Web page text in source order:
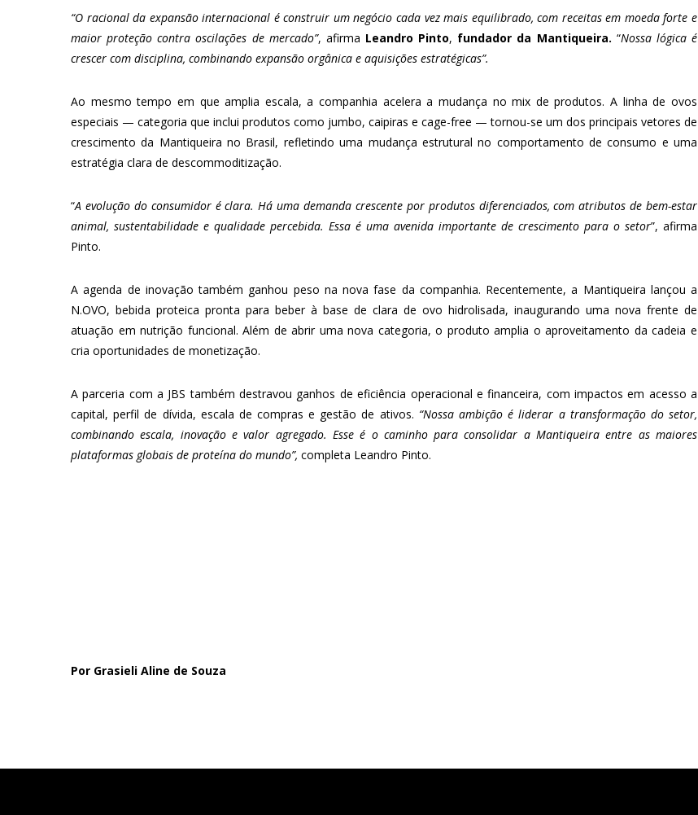
“O racional da expansão internacional é construir um negócio cada vez mais equilibrado, com receitas em moeda forte e
maior proteção contra oscilações de mercado”, afirma Leandro Pinto, fundador da Mantiqueira. “Nossa lógica é
crescer com disciplina, combinando expansão orgânica e aquisições estratégicas”.
Ao mesmo tempo em que amplia escala, a companhia acelera a mudança no mix de produtos. A linha de ovos
especiais — categoria que inclui produtos como jumbo, caipiras e cage-free — tornou-se um dos principais vetores de
crescimento da Mantiqueira no Brasil, refletindo uma mudança estrutural no comportamento de consumo e uma
estratégia clara de descommoditização.
“A evolução do consumidor é clara. Há uma demanda crescente por produtos diferenciados, com atributos de bem-estar
animal, sustentabilidade e qualidade percebida. Essa é uma avenida importante de crescimento para o setor”, afirma
Pinto.
A agenda de inovação também ganhou peso na nova fase da companhia. Recentemente, a Mantiqueira lançou a
N.OVO, bebida proteica pronta para beber à base de clara de ovo hidrolisada, inaugurando uma nova frente de
atuação em nutrição funcional. Além de abrir uma nova categoria, o produto amplia o aproveitamento da cadeia e
cria oportunidades de monetização.
A parceria com a JBS também destravou ganhos de eficiência operacional e financeira, com impactos em acesso a
capital, perfil de dívida, escala de compras e gestão de ativos. “Nossa ambição é liderar a transformação do setor,
combinando escala, inovação e valor agregado. Esse é o caminho para consolidar a Mantiqueira entre as maiores
plataformas globais de proteína do mundo”, completa Leandro Pinto.
Por Grasieli Aline de Souza